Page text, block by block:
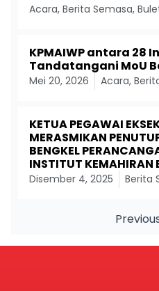
Acara, Berita Semasa,
KPMAIWP antara 28
Tandatangani MoU
Mei 20, 2026 Acara,
KETUA PEGAWAI
MERASMIKAN
BENGKEL
INSTITUT KEMAHIRAN
Disember 4, 2025 Berita